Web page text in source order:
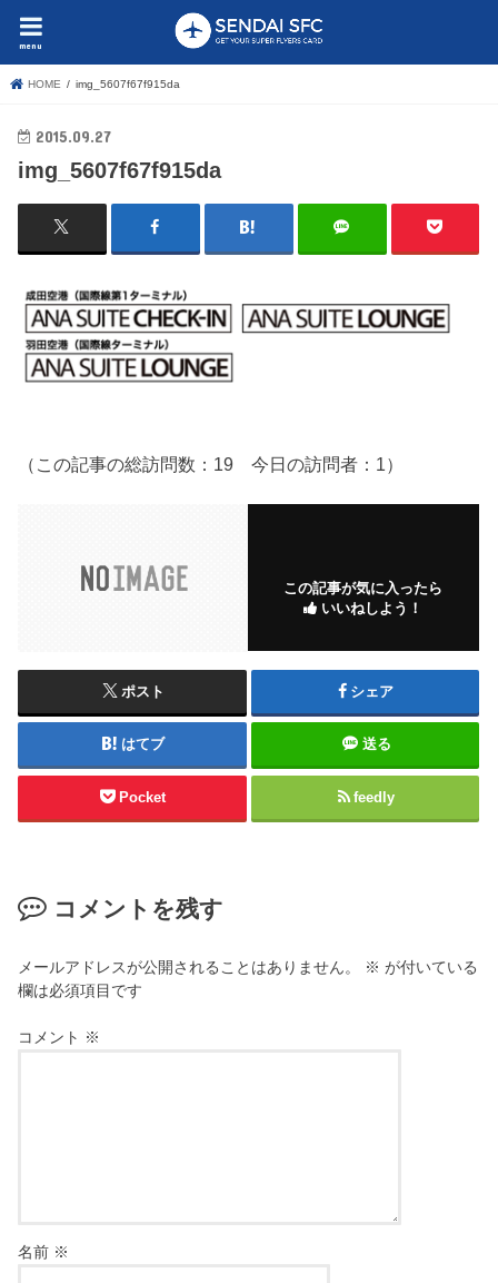
menu
HOME img_5607f67f915da
2015.09.27
img_5607f67f915da
（この記事の総訪問数：19 今日の訪問者：1）
この記事が気に入ったら
いいねしよう！
ポスト シェア
はてブ 送る
Pocket feedly
コメントを残す
メールアドレスが公開されることはありません。 ※ が付いている
欄は必須項目です
コメント ※
名前 ※